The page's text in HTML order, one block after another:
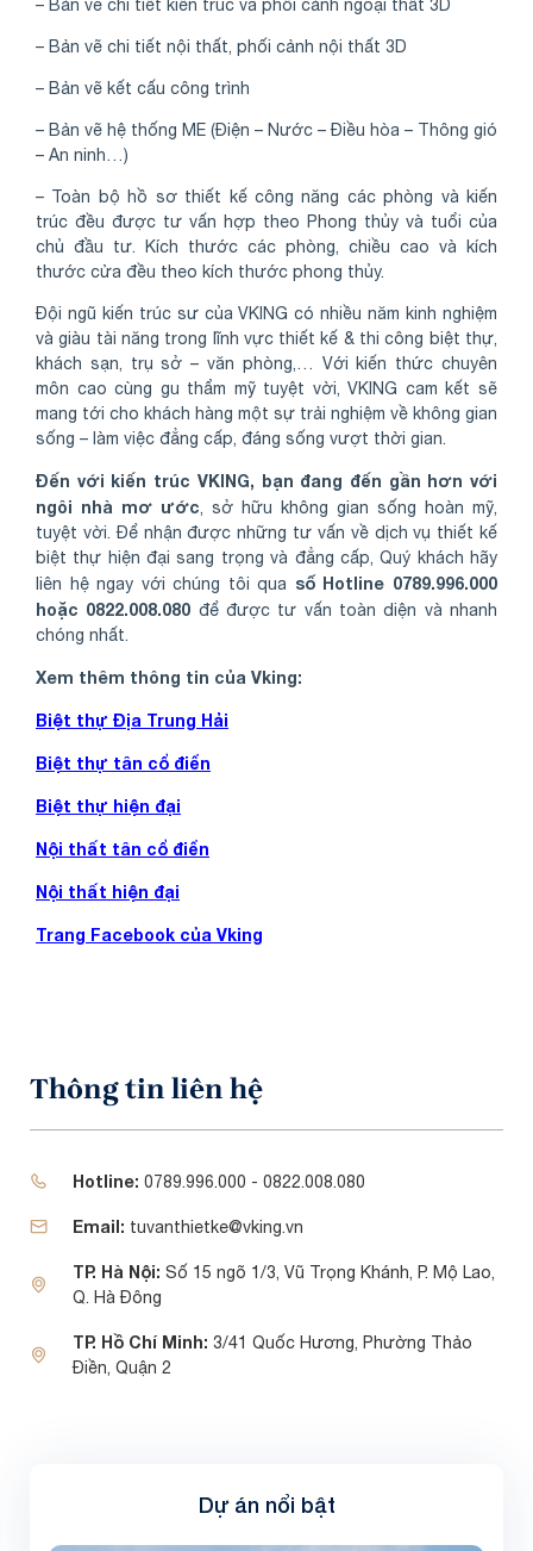
– Bản vẽ chi tiết kiến trúc và phối cảnh ngoại thất 3D
– Bản vẽ chi tiết nội thất, phối cảnh nội thất 3D
– Bản vẽ kết cấu công trình
– Bản vẽ hệ thống ME (Điện – Nước – Điều hòa – Thông gió
– An ninh…)
– Toàn bộ hồ sơ thiết kế công năng các phòng và kiến
trúc đều được tư vấn hợp theo Phong thủy và tuổi của
chủ đầu tư. Kích thước các phòng, chiều cao và kích
thước cửa đều theo kích thước phong thủy.
Đội ngũ kiến trúc sư của VKING có nhiều năm kinh nghiệm
và giàu tài năng trong lĩnh vực thiết kế & thi công biệt thự,
khách sạn, trụ sở – văn phòng,… Với kiến thức chuyên
môn cao cùng gu thẩm mỹ tuyệt vời, VKING cam kết sẽ
mang tới cho khách hàng một sự trải nghiệm về không gian
sống – làm việc đẳng cấp, đáng sống vượt thời gian.
Đến với kiến trúc VKING, bạn đang đến gần hơn với
ngôi nhà mơ ước, sở hữu không gian sống hoàn mỹ,
tuyệt vời. Để nhận được những tư vấn về dịch vụ thiết kế
biệt thự hiện đại sang trọng và đẳng cấp, Quý khách hãy
liên hệ ngay với chúng tôi qua số Hotline 0789.996.000
hoặc 0822.008.080 để được tư vấn toàn diện và nhanh
chóng nhất.
Xem thêm thông tin của Vking:
Biệt thự Địa Trung Hải
Biệt thự tân cổ điển
Biệt thự hiện đại
Nội thất tân cổ điển
Nội thất hiện đại
Trang Facebook của Vking
Thông tin liên hệ
Hotline: 0789.996.000 - 0822.008.080
Email: tuvanthietke@vking.vn
TP. Hà Nội: Số 15 ngõ 1/3, Vũ Trọng Khánh, P. Mộ Lao,
Q. Hà Đông
TP. Hồ Chí Minh: 3/41 Quốc Hương, Phường Thảo
Điền, Quận 2
Dự án nổi bật